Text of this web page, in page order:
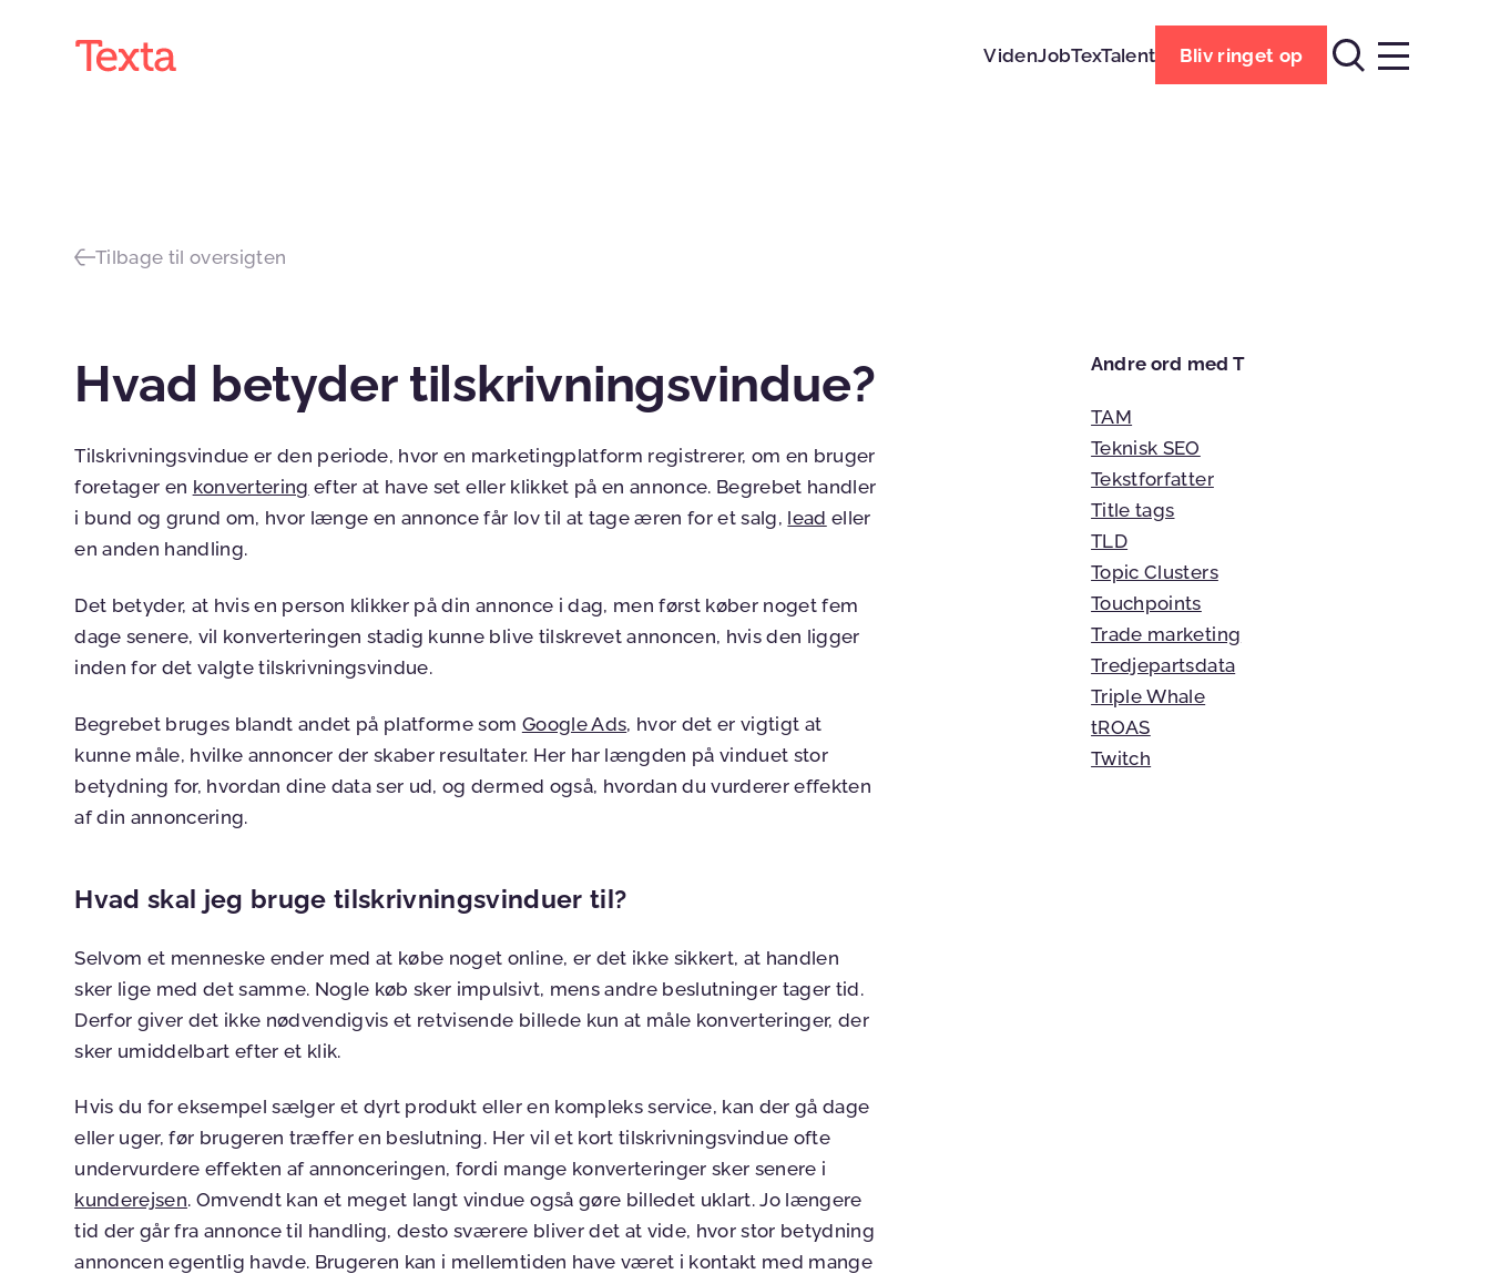
VidenJobTexTalent Bliv ringet op
Tilbage til oversigten
Hvad betyder tilskrivningsvindue?
Tilskrivningsvindue er den periode, hvor en marketingplatform registrerer, om en bruger
foretager en konvertering efter at have set eller klikket på en annonce. Begrebet handler
i bund og grund om, hvor længe en annonce får lov til at tage æren for et salg, lead eller
en anden handling.
Det betyder, at hvis en person klikker på din annonce i dag, men først køber noget fem
dage senere, vil konverteringen stadig kunne blive tilskrevet annoncen, hvis den ligger
inden for det valgte tilskrivningsvindue.
Begrebet bruges blandt andet på platforme som Google Ads, hvor det er vigtigt at
kunne måle, hvilke annoncer der skaber resultater. Her har længden på vinduet stor
betydning for, hvordan dine data ser ud, og dermed også, hvordan du vurderer effekten
af din annoncering.
Hvad skal jeg bruge tilskrivningsvinduer til?
Selvom et menneske ender med at købe noget online, er det ikke sikkert, at handlen
sker lige med det samme. Nogle køb sker impulsivt, mens andre beslutninger tager tid.
Derfor giver det ikke nødvendigvis et retvisende billede kun at måle konverteringer, der
sker umiddelbart efter et klik.
Hvis du for eksempel sælger et dyrt produkt eller en kompleks service, kan der gå dage
eller uger, før brugeren træffer en beslutning. Her vil et kort tilskrivningsvindue ofte
undervurdere effekten af annonceringen, fordi mange konverteringer sker senere i
kunderejsen. Omvendt kan et meget langt vindue også gøre billedet uklart. Jo længere
tid der går fra annonce til handling, desto sværere bliver det at vide, hvor stor betydning
annoncen egentlig havde. Brugeren kan i mellemtiden have været i kontakt med mange
Andre ord med T
TAM
Teknisk SEO
Tekstforfatter
Title tags
TLD
Topic Clusters
Touchpoints
Trade marketing
Tredjepartsdata
Triple Whale
tROAS
Twitch